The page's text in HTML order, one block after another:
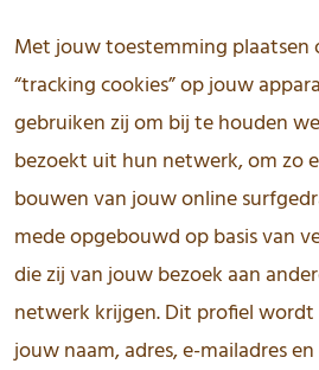
Met jouw toestemming plaatsen
“tracking cookies” op jouw
gebruiken zij om bij te houden
bezoekt uit hun netwerk, om zo
bouwen van jouw online
mede opgebouwd op basis van
die zij van jouw bezoek aan
netwerk krijgen. Dit profiel
jouw naam, adres, e-mailadres